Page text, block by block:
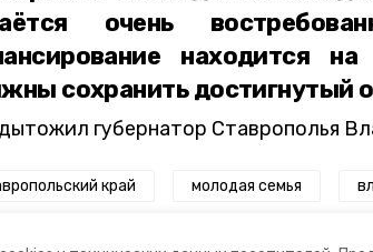
очень
находится
сохранить достигнутый
губернатор Ставрополья
край молодая семья